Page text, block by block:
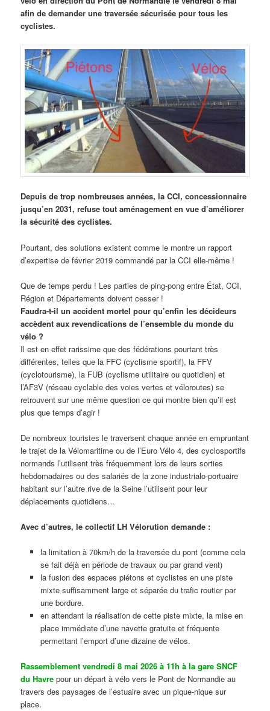
afin de demander une traversée sécurisée pour tous les
cyclistes.
Depuis de trop nombreuses années, la CCI, concessionnaire
jusqu’en 2031, refuse tout aménagement en vue d’améliorer
la sécurité des cyclistes.
Pourtant, des solutions existent comme le montre un rapport
d’expertise de février 2019 commandé par la CCI elle-même !
Que de temps perdu ! Les parties de ping-pong entre État, CCI,
Région et Départements doivent cesser !
Faudra-t-il un accident mortel pour qu’enfin les décideurs
accèdent aux revendications de l’ensemble du monde du
vélo ?
Il est en effet rarissime que des fédérations pourtant très
différentes, telles que la FFC (cyclisme sportif), la FFV
(cyclotourisme), la FUB (cyclisme utilitaire ou quotidien) et
l’AF3V (réseau cyclable des voies vertes et véloroutes) se
retrouvent sur une même question ce qui montre bien qu’il est
plus que temps d’agir !
De nombreux touristes le traversent chaque année en empruntant
le trajet de la Vélomaritime ou de l’Euro Vélo 4, des cyclosportifs
normands l’utilisent très fréquemment lors de leurs sorties
hebdomadaires ou des salariés de la zone industrialo-portuaire
habitant sur l’autre rive de la Seine l’utilisent pour leur
déplacements quotidiens…
Avec d’autres, le collectif LH Vélorution demande :
la limitation à 70km/h de la traversée du pont (comme cela
se fait déjà en période de travaux ou par grand vent)
la fusion des espaces piétons et cyclistes en une piste
mixte suffisamment large et séparée du trafic routier par
une bordure.
en attendant la réalisation de cette piste mixte, la mise en
place immédiate d’une navette gratuite et fréquente
permettant l’emport d’une dizaine de vélos.
Rassemblement vendredi 8 mai 2026 à 11h à la gare SNCF
du Havre pour un départ à vélo vers le Pont de Normandie au
travers des paysages de l’estuaire avec un pique-nique sur
place.